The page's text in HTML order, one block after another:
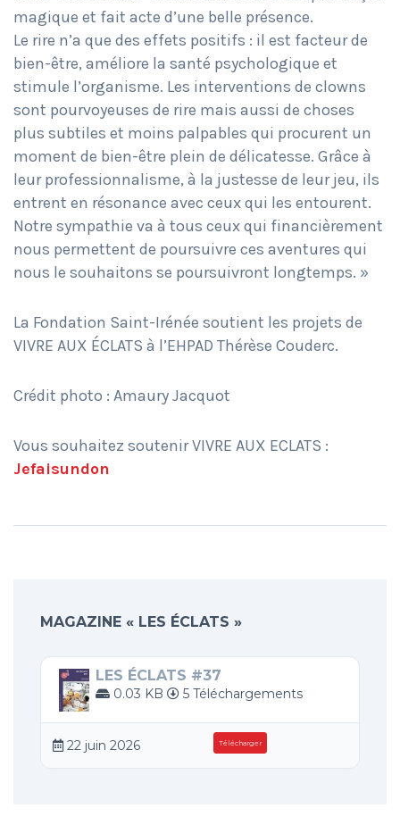
magique et fait acte d’une belle présence.
Le rire n’a que des effets positifs : il est facteur de
bien-être, améliore la santé psychologique et
stimule l’organisme. Les interventions de clowns
sont pourvoyeuses de rire mais aussi de choses
plus subtiles et moins palpables qui procurent un
moment de bien-être plein de délicatesse. Grâce à
leur professionnalisme, à la justesse de leur jeu, ils
entrent en résonance avec ceux qui les entourent.
Notre sympathie va à tous ceux qui financièrement
nous permettent de poursuivre ces aventures qui
nous le souhaitons se poursuivront longtemps. »
La Fondation Saint-Irénée soutient les projets de
VIVRE AUX ÉCLATS à l’EHPAD Thérèse Couderc.
Crédit photo : Amaury Jacquot
Vous souhaitez soutenir VIVRE AUX ECLATS :
Jefaisundon
MAGAZINE « LES ÉCLATS »
LES ÉCLATS #37
0.03 KB 5 Téléchargements
22 juin 2026 Télécharger